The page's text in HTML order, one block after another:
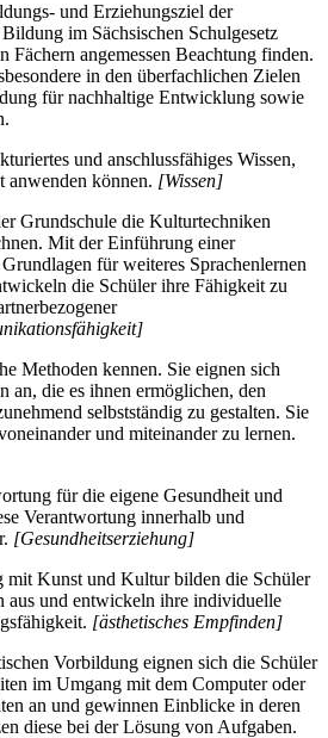
und Erziehungsziel der
im Sächsischen Schulgesetz
Fächern angemessen Beachtung finden.
in den überfachlichen Zielen
für nachhaltige Entwicklung sowie
und anschlussfähiges Wissen,
anwenden können. [Wissen]
Grundschule die Kulturtechniken
Mit der Einführung einer
für weiteres Sprachenlernen
die Schüler ihre Fähigkeit zu
Methoden kennen. Sie eignen sich
an, die es ihnen ermöglichen, den
selbstständig zu gestalten. Sie
und miteinander zu lernen.
für die eigene Gesundheit und
Verantwortung innerhalb und
[Gesundheitserziehung]
mit Kunst und Kultur bilden die Schüler
aus und entwickeln ihre individuelle
[ästhetisches Empfinden]
Vorbildung eignen sich die Schüler
im Umgang mit dem Computer oder
an und gewinnen Einblicke in deren
diese bei der Lösung von Aufgaben.